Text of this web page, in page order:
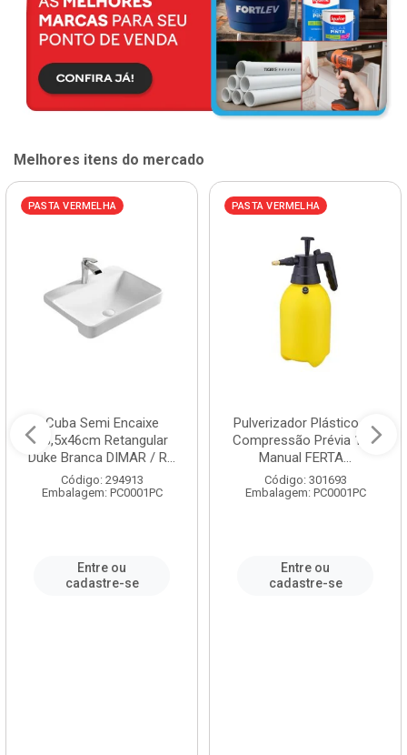
Melhores itens do mercado
PASTA VERMELHA
Cuba Semi Encaixe
58,5x46cm Retangular
Duke Branca DIMAR / R...
Código: 294913
Embalagem: PC0001PC
Entre ou
cadastre-se
PASTA VERMELHA
Pulverizador Plástico de
Compressão Prévia 1,5L
Manual FERTA...
Código: 301693
Embalagem: PC0001PC
Entre ou
cadastre-se